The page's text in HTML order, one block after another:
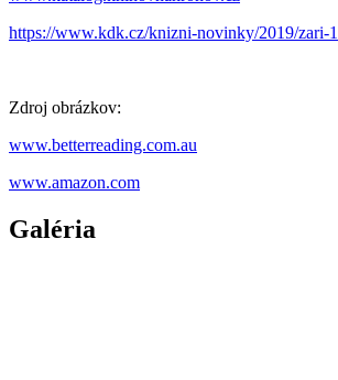
https://www.kdk.cz/knizni-novinky/2019/zari-1
Zdroj obrázkov:
www.betterreading.com.au
www.amazon.com
Galéria